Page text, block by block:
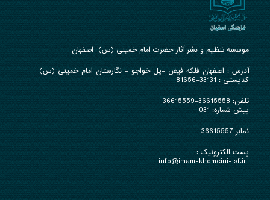
موسسه تنظیم و نشر آثار حضرت امام خمینی (س) اصفهان
آدرس : اصفهان فلکه فیض -پل خواجو - نگارستان امام خمینی (س)
کدپستی : 33131-81656
تلفن: 36615558-36615559
پیش شماره: 031
نمابر 36615557
پست الکترونیک :